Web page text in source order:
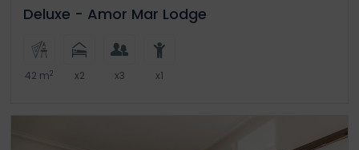
Deluxe - Amor Mar Lodge
42 m2 x2 x3 x1